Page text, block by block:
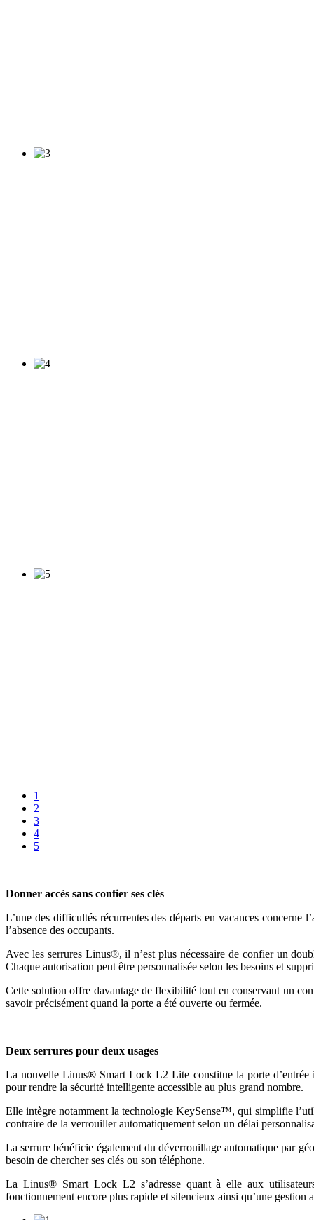
1
2
3
4
5
Donner accès sans confier ses clés
L’une des difficultés récurrentes des départs en vacances
l’absence des occupants.
Avec les serrures Linus®, il n’est plus nécessaire de confier un
Chaque autorisation peut être personnalisée selon les besoins et
Cette solution offre davantage de flexibilité tout en conservant un
savoir précisément quand la porte a été ouverte ou fermée.
Deux serrures pour deux usages
La nouvelle Linus® Smart Lock L2 Lite constitue la porte d’entrée
pour rendre la sécurité intelligente accessible au plus grand nombre.
Elle intègre notamment la technologie KeySense™, qui simplifie
contraire de la verrouiller automatiquement selon un délai
La serrure bénéficie également du déverrouillage automatique par
besoin de chercher ses clés ou son téléphone.
La Linus® Smart Lock L2 s’adresse quant à elle aux
fonctionnement encore plus rapide et silencieux ainsi qu’une gestion